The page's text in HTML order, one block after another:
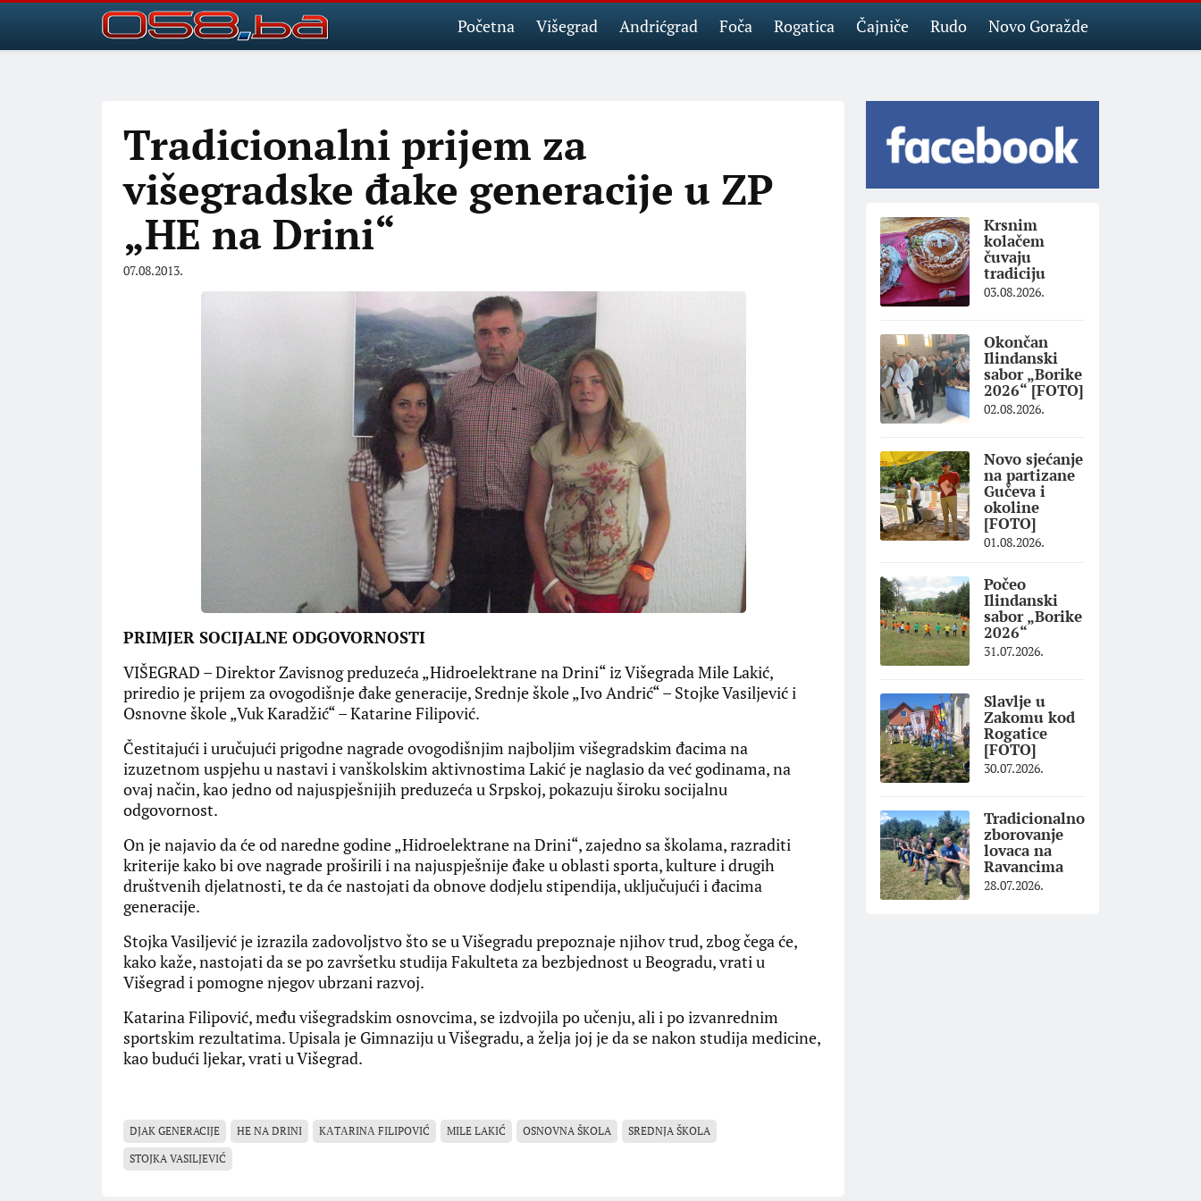
Početna Višegrad Andrićgrad Foča Rogatica Čajniče Rudo Novo Goražde
Tradicionalni prijem za
višegradske đake generacije u ZP
„HE na Drini“
07.08.2013.
PRIMJER SOCIJALNE ODGOVORNOSTI
VIŠEGRAD – ​Direktor Zavisnog preduzeća „Hidroelektrane na Drini“ iz Višegrada Mile Lakić,
priredio je prijem za ovogodišnje đake generacije, Srednje škole „Ivo Andrić“ – Stojke Vasiljević i
Osnovne škole „Vuk Karadžić“ – Katarine Filipović.
​Čestitajući i uručujući prigodne nagrade ovogodišnjim najboljim višegradskim đacima na
izuzetnom uspjehu u nastavi i vanškolskim aktivnostima Lakić je naglasio da već godinama, na
ovaj način, kao jedno od najuspješnijih preduzeća u Srpskoj, pokazuju široku socijalnu
odgovornost.
​On je najavio da će od naredne godine „Hidroelektrane na Drini“, zajedno sa školama, razraditi
kriterije kako bi ove nagrade proširili i na najuspješnije đake u oblasti sporta, kulture i drugih
društvenih djelatnosti, te da će nastojati da obnove dodjelu stipendija, uključujući i đacima
generacije.
​Stojka Vasiljević je izrazila zadovoljstvo što se u Višegradu prepoznaje njihov trud, zbog čega će,
kako kaže, nastojati da se po završetku studija Fakulteta za bezbjednost u Beogradu, vrati u
Višegrad i pomogne njegov ubrzani razvoj.
​Katarina Filipović, među višegradskim osnovcima, se izdvojila po učenju, ali i po izvanrednim
sportskim rezultatima. Upisala je Gimnaziju u Višegradu, a želja joj je da se nakon studija medicine,
kao budući ljekar, vrati u Višegrad.
DJAK GENERACIJE HE NA DRINI KАTАRINА FILIPOVIĆ MILE LAKIĆ OSNOVNA ŠKOLA SREDNJA ŠKOLA
STOJKA VASILJEVIĆ
Krsnim
kolačem
čuvaju
tradiciju
03.08.2026.
Okončan
Ilindanski
sabor „Borike
2026“ [FOTO]
02.08.2026.
Novo sjećanje
na partizane
Gučeva i
okoline
[FOTO]
01.08.2026.
Počeo
Ilindanski
sabor „Borike
2026“
31.07.2026.
Slavlje u
Zakomu kod
Rogatice
[FOTO]
30.07.2026.
Tradicionalno
zborovanje
lovaca na
Ravancima
28.07.2026.